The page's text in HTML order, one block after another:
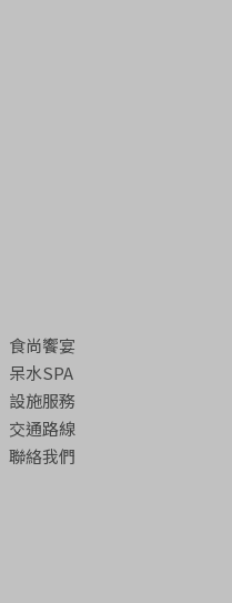
食尚饗宴
呆水SPA
設施服務
交通路線
聯絡我們